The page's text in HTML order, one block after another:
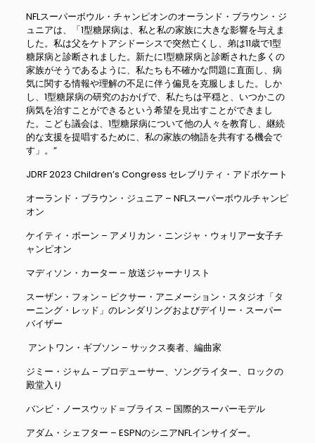
NFLスーパーボウル・チャンピオンのオーランド・ブラウン・ジ
ュニアは、「1型糖尿病は、私と私の家族に大きな影響を与えま
した。私は父をケトアシドーシスで突然亡くし、弟は11歳で1型
糖尿病と診断されました。新たに1型糖尿病と診断された多くの
家族がそうであるように、私たちも不確かな問題に直面し、病
気に関する情報や理解の不足に伴う偏見を克服しました。しか
し、1型糖尿病の研究のおかげで、私たちは平穏と、いつかこの
病気を治すことができるという希望を見出すことができまし
た。こども議会は、1型糖尿病について他の人々を教育し、継続
的な支援を提唱するために、私の家族の物語を共有する機会で
す」。”
JDRF 2023 Children’s Congress セレブリティ・アドボケート
オーランド・ブラウン・ジュニア – NFLスーパーボウルチャンピ
オン
ケイティ・ボーン – アメリカン・ニンジャ・ウォリアー女子チ
ャンピオン
マディソン・カーター – 放送ジャーナリスト
スーザン・フォン – ピクサー・アニメーション・スタジオ「タ
ーニング・レッド」のレンダリングおよびデイリー・スーパー
バイザー
アントワン・ギブソン – サックス奏者、編曲家
ジミー・ジャム – プロデューサー、ソングライター、ロックの
殿堂入り
バンビ・ノースウッド＝ブライス – 国際的スーパーモデル
アダム・シェフター – ESPNのシニアNFLインサイダー。